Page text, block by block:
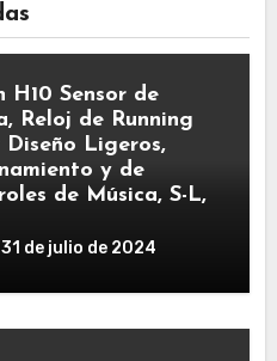
H10 Sensor de
Reloj de Running
Diseño Ligeros,
y de
de Música, S-L,
31 de julio de 2024